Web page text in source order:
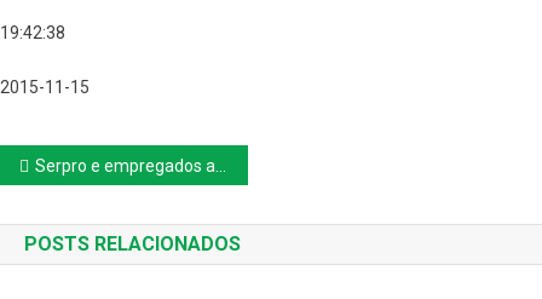
19:42:38
2015-11-15
Navegação
de
Post
Serpro e empregados assinam no TST acordo que terminou com greve da categoria
POSTS RELACIONADOS